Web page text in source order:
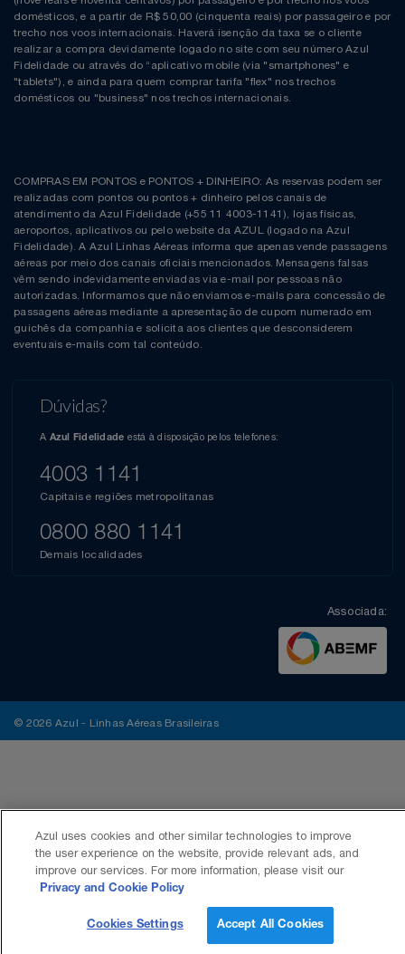
domésticos, e a partir de R$ 50,00 (cinquenta reais) por passageiro e por
trecho nos voos internacionais. Haverá isenção da taxa se o cliente
realizar a compra devidamente logado no site com seu número Azul
Fidelidade ou através do “aplicativo mobile (via "smartphones" e
"tablets"), e ainda para quem comprar tarifa "flex" nos trechos
domésticos ou "business" nos trechos internacionais.
COMPRAS EM PONTOS e PONTOS + DINHEIRO: As reservas podem ser
realizadas com pontos ou pontos + dinheiro pelos canais de
atendimento da Azul Fidelidade (+55 11 4003-1141), lojas físicas,
aeroportos, aplicativos ou pelo website da AZUL (logado na Azul
Fidelidade). A Azul Linhas Aéreas informa que apenas vende passagens
aéreas por meio dos canais oficiais mencionados. Mensagens falsas
vêm sendo indevidamente enviadas via e-mail por pessoas não
autorizadas. Informamos que não enviamos e-mails para concessão de
passagens aéreas mediante a apresentação de cupom numerado em
guichês da companhia e solicita aos clientes que desconsiderem
eventuais e-mails com tal conteúdo.
Dúvidas?
A Azul Fidelidade está à disposição pelos telefones:
4003 1141
Capitais e regiões metropolitanas
0800 880 1141
Demais localidades
Associada:
© 2026 Azul - Linhas Aéreas Brasileiras
Azul uses cookies and other similar technologies to improve
the user experience on the website, provide relevant ads, and
improve our services. For more information, please visit our
Privacy and Cookie Policy
Cookies Settings Accept All Cookies